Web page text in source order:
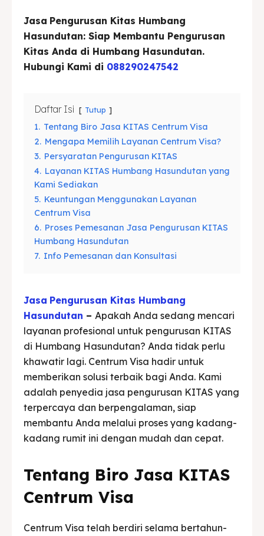
Asuransi
Blog
Asuransi
Blog
Jasa Pengurusan Kitas Humbang
Hasundutan: Siap Membantu Pengurusan
Kitas Anda di Humbang Hasundutan.
Hubungi Kami di 088290247542
Daftar Isi Tutup
1. Tentang Biro Jasa KITAS Centrum Visa
2. Mengapa Memilih Layanan Centrum Visa?
3. Persyaratan Pengurusan KITAS
4. Layanan KITAS Humbang Hasundutan yang
Kami Sediakan
5. Keuntungan Menggunakan Layanan
Centrum Visa
6. Proses Pemesanan Jasa Pengurusan KITAS
Humbang Hasundutan
7. Info Pemesanan dan Konsultasi
Jasa Pengurusan Kitas Humbang
Hasundutan – Apakah Anda sedang mencari
layanan profesional untuk pengurusan KITAS
di Humbang Hasundutan? Anda tidak perlu
khawatir lagi. Centrum Visa hadir untuk
memberikan solusi terbaik bagi Anda. Kami
adalah penyedia jasa pengurusan KITAS yang
terpercaya dan berpengalaman, siap
membantu Anda melalui proses yang kadang-
kadang rumit ini dengan mudah dan cepat.
Tentang Biro Jasa KITAS
Centrum Visa
Centrum Visa telah berdiri selama bertahun-